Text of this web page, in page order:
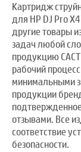
Картридж
для HP DJ Pro
другие товары
задач любой
продукцию
рабочий
минимальными
продукции
отзывами. Все
соответствие
безопасности.